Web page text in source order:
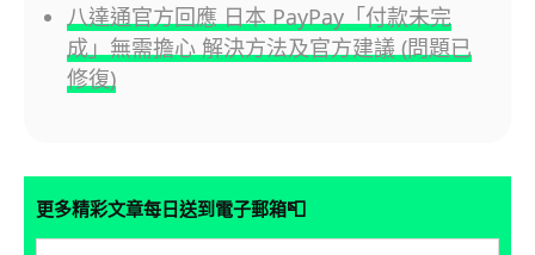
八達通官方回應 日本 PayPay「付款未完
成」無需擔心 解決方法及官方建議 (問題已
修復)
更多精彩文章每日送到電子郵箱📮